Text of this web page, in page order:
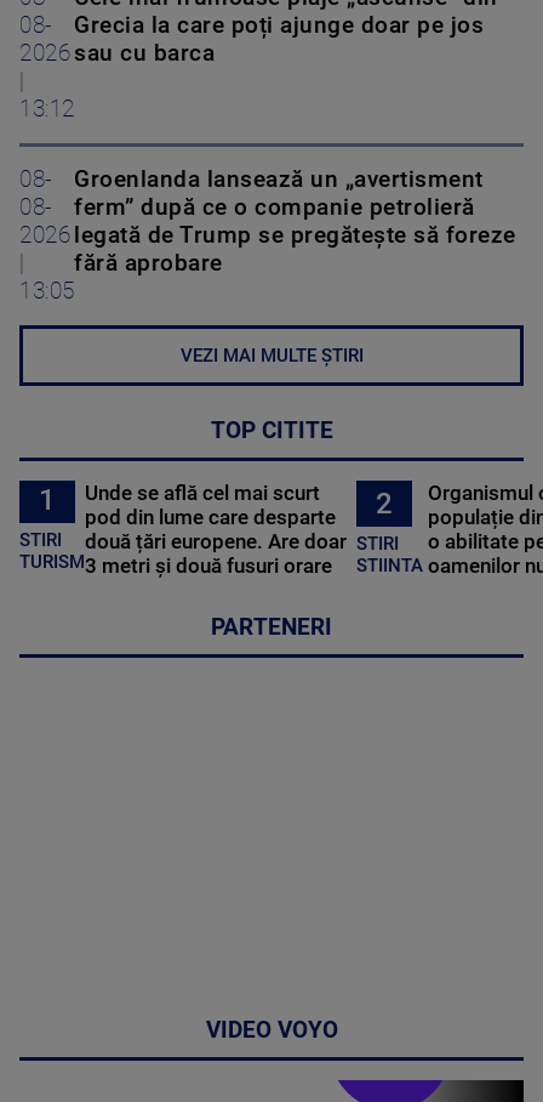
08-
2026
13:12
Grecia la care poți ajunge doar pe jos
sau cu barca
08-
08-
2026
13:05
Groenlanda lansează un „avertisment
ferm” după ce o companie petrolieră
legată de Trump se pregătește să foreze
fără aprobare
VEZI MAI MULTE ȘTIRI
TOP CITITE
1
STIRI
TURISM
Unde se află cel mai scurt
pod din lume care desparte
două țări europene. Are doar
3 metri și două fusuri orare
2
STIRI
STIINTA
Organismul
populație
o abilitate
oamenilor
PARTENERI
VIDEO VOYO